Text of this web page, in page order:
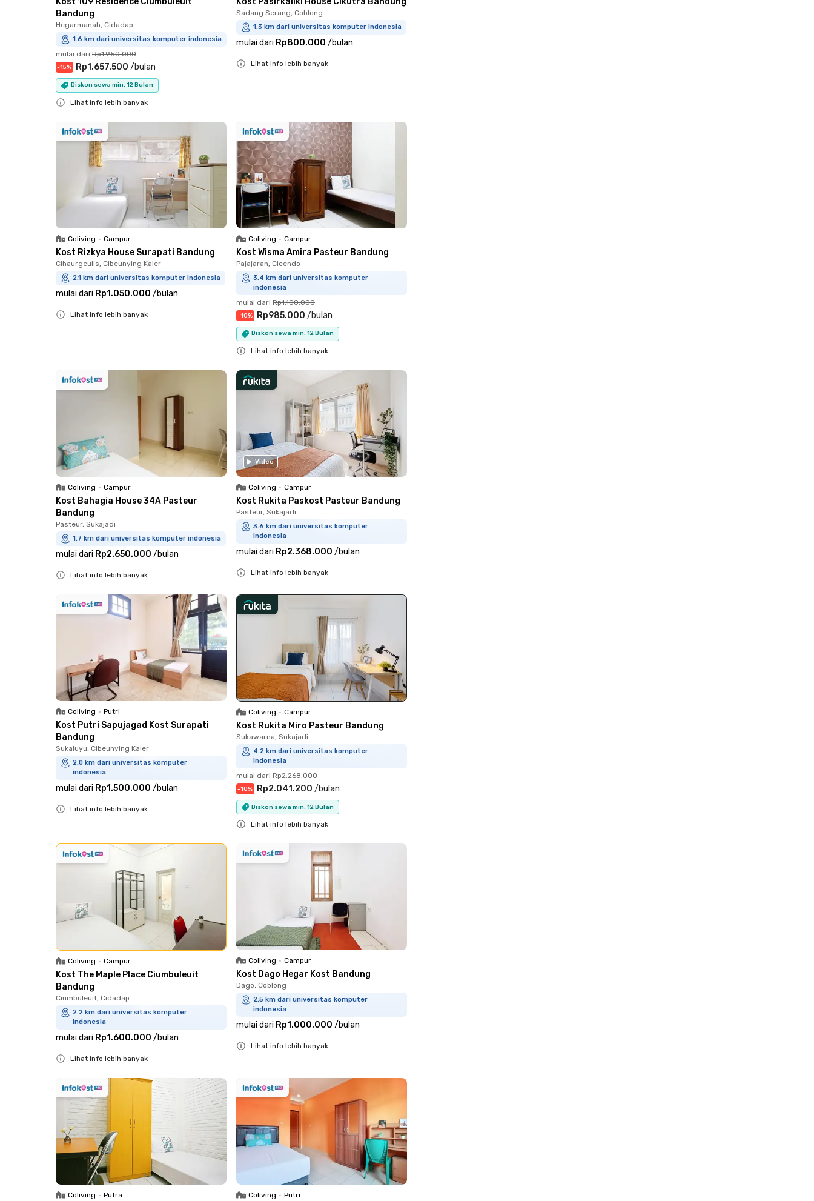
Bandung
Hegarmanah, Cidadap
1.6 km dari universitas komputer indonesia
mulai dari Rp1.950.000
-15% Rp1.657.500 /bulan
Diskon sewa min. 12 Bulan
Lihat info lebih banyak
Sadang Serang, Coblong
1.3 km dari universitas komputer indonesia
mulai dari Rp800.000 /bulan
Lihat info lebih banyak
Coliving • Campur
Kost Rizkya House Surapati Bandung
Cihaurgeulis, Cibeunying Kaler
2.1 km dari universitas komputer indonesia
mulai dari Rp1.050.000 /bulan
Lihat info lebih banyak
Coliving • Campur
Kost Wisma Amira Pasteur Bandung
Pajajaran, Cicendo
3.4 km dari universitas komputer
indonesia
mulai dari Rp1.100.000
-10% Rp985.000 /bulan
Diskon sewa min. 12 Bulan
Lihat info lebih banyak
Coliving • Campur
Kost Bahagia House 34A Pasteur
Bandung
Pasteur, Sukajadi
1.7 km dari universitas komputer indonesia
mulai dari Rp2.650.000 /bulan
Lihat info lebih banyak
Video
Coliving • Campur
Kost Rukita Paskost Pasteur Bandung
Pasteur, Sukajadi
3.6 km dari universitas komputer
indonesia
mulai dari Rp2.368.000 /bulan
Lihat info lebih banyak
Coliving • Putri
Kost Putri Sapujagad Kost Surapati
Bandung
Sukaluyu, Cibeunying Kaler
2.0 km dari universitas komputer
indonesia
mulai dari Rp1.500.000 /bulan
Lihat info lebih banyak
Coliving • Campur
Kost Rukita Miro Pasteur Bandung
Sukawarna, Sukajadi
4.2 km dari universitas komputer
indonesia
mulai dari Rp2.268.000
-10% Rp2.041.200 /bulan
Diskon sewa min. 12 Bulan
Lihat info lebih banyak
Coliving • Campur
Kost The Maple Place Ciumbuleuit
Bandung
Ciumbuleuit, Cidadap
2.2 km dari universitas komputer
indonesia
mulai dari Rp1.600.000 /bulan
Lihat info lebih banyak
Coliving • Campur
Kost Dago Hegar Kost Bandung
Dago, Coblong
2.5 km dari universitas komputer
indonesia
mulai dari Rp1.000.000 /bulan
Lihat info lebih banyak
Coliving • Putra Coliving • Putri